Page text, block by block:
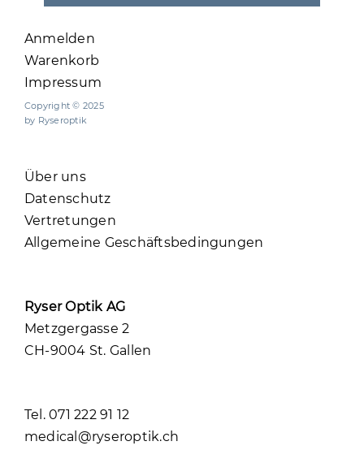
Anmelden
Warenkorb
Impressum
Copyright © 2025
by Ryseroptik
Über uns
Datenschutz
Vertretungen
Allgemeine Geschäftsbedingungen
Ryser Optik AG
Metzgergasse 2
CH-9004 St. Gallen
Tel. 071 222 91 12
medical@ryseroptik.ch